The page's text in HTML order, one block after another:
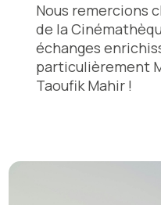
Nous remercions
de la
échanges
particulièrement
Taoufik Mahir !